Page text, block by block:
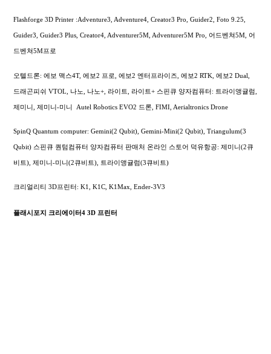
Flashforge 3D Printer :Adventure3, Adventure4, Creator3 Pro, Guider2, Foto 9.25,
Guider3, Guider3 Plus, Creator4, Adventurer5M, Adventurer5M Pro, 어드벤쳐5M, 어
드벤쳐5M프로
오텔드론: 에보 맥스4T, 에보2 프로, 에보2 엔터프라이즈, 에보2 RTK, 에보2 Dual,
드래곤피쉬 VTOL, 나노, 나노+, 라이트, 라이트+ 스핀큐 양자컴퓨터: 트라이앵귤럼,
제미니, 제미니-미니 Autel Robotics EVO2 드론, FIMI, Aerialtronics Drone
SpinQ Quantum computer: Gemini(2 Qubit), Gemini-Mini(2 Qubit), Triangulum(3
Qubit) 스핀큐 퀀텀컴퓨터 양자컴퓨터 판매처 온라인 스토어 덕유항공: 제미니(2큐
비트), 제미니-미니(2큐비트), 트라이앵귤럼(3큐비트)
크리얼리티 3D프린터: K1, K1C, K1Max, Ender-3V3
플래시포지 크리에이터4 3D 프린터